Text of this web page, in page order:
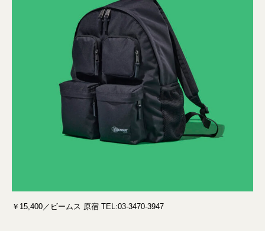
￥15,400／ビームス 原宿 TEL:03-3470-3947